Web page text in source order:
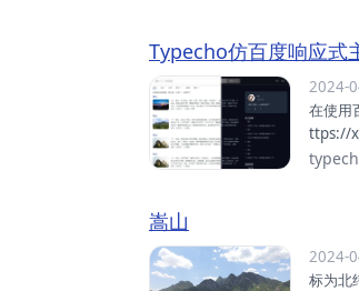
53处，
Typecho仿百度响应式
2024-
在使用
ttps://
嵩山
2024-
标为北